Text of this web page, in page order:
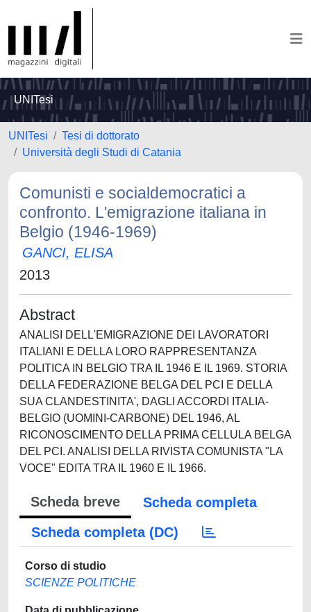
UNITesi
UNITesi
Tesi di dottorato
Università degli Studi di Catania
Comunisti e socialdemocratici a
confronto. L'emigrazione italiana in
Belgio (1946-1969)
GANCI, ELISA
2013
Abstract
ANALISI DELL'EMIGRAZIONE DEI LAVORATORI
ITALIANI E DELLA LORO RAPPRESENTANZA
POLITICA IN BELGIO TRA IL 1946 E IL 1969. STORIA
DELLA FEDERAZIONE BELGA DEL PCI E DELLA
SUA CLANDESTINITA', DAGLI ACCORDI ITALIA-
BELGIO (UOMINI-CARBONE) DEL 1946, AL
RICONOSCIMENTO DELLA PRIMA CELLULA BELGA
DEL PCI. ANALISI DELLA RIVISTA COMUNISTA "LA
VOCE" EDITA TRA IL 1960 E IL 1966.
Scheda breve
Scheda completa
Scheda completa (DC)
Corso di studio
SCIENZE POLITICHE